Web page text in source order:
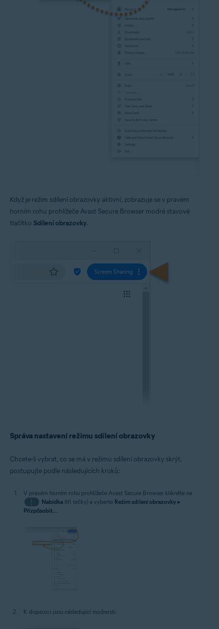
Když je režim sdílení obrazovky aktivní, zobrazuje se v pravém
horním rohu prohlížeče Avast Secure Browser modré stavové
tlačítko Sdílení obrazovky.
Správa nastavení režimu sdílení obrazovky
Chcete-li vybrat, co se má v režimu sdílení obrazovky skrýt,
postupujte podle následujících kroků:
V pravém horním rohu prohlížeče Avast Secure Browser klikněte na
⋮
Nabídka(tři tečky) a vyberte Režim sdílení obrazovky▸
Přizpůsobit...
K dispozici jsou následující možnosti: